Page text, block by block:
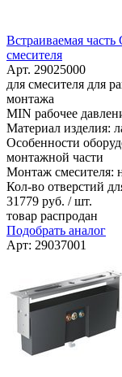
Встраиваемая
смесителя
Арт. 29025000
для смесителя для
монтажа
MIN рабочее
Материал изделия:
Особенности
монтажной части
Монтаж смесителя:
Кол-во отверстий
31779 руб. / шт.
товар распродан
Подобрать аналог
Арт: 29037001